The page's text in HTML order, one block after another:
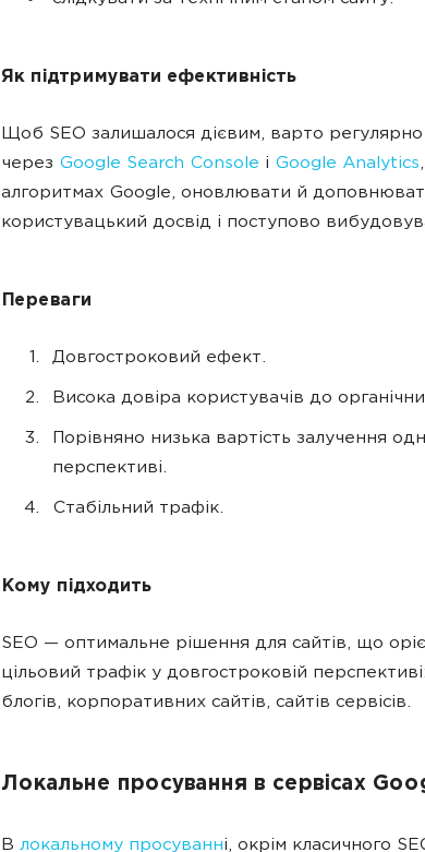
Як підтримувати ефективність
Щоб SEO залишалося дієвим, варто регулярно
через Google Search Console і Google Analytics
алгоритмах Google, оновлювати й
користувацький досвід і поступово
Переваги
Довгостроковий ефект.
Висока довіра користувачів до
Порівняно низька вартість залучення
перспективі.
Стабільний трафік.
Кому підходить
SEO — оптимальне рішення для сайтів, що
цільовий трафік у довгостроковій
блогів, корпоративних сайтів, сайтів сервісів.
Локальне просування в сервісах
В локальному просуванні, окрім класичного